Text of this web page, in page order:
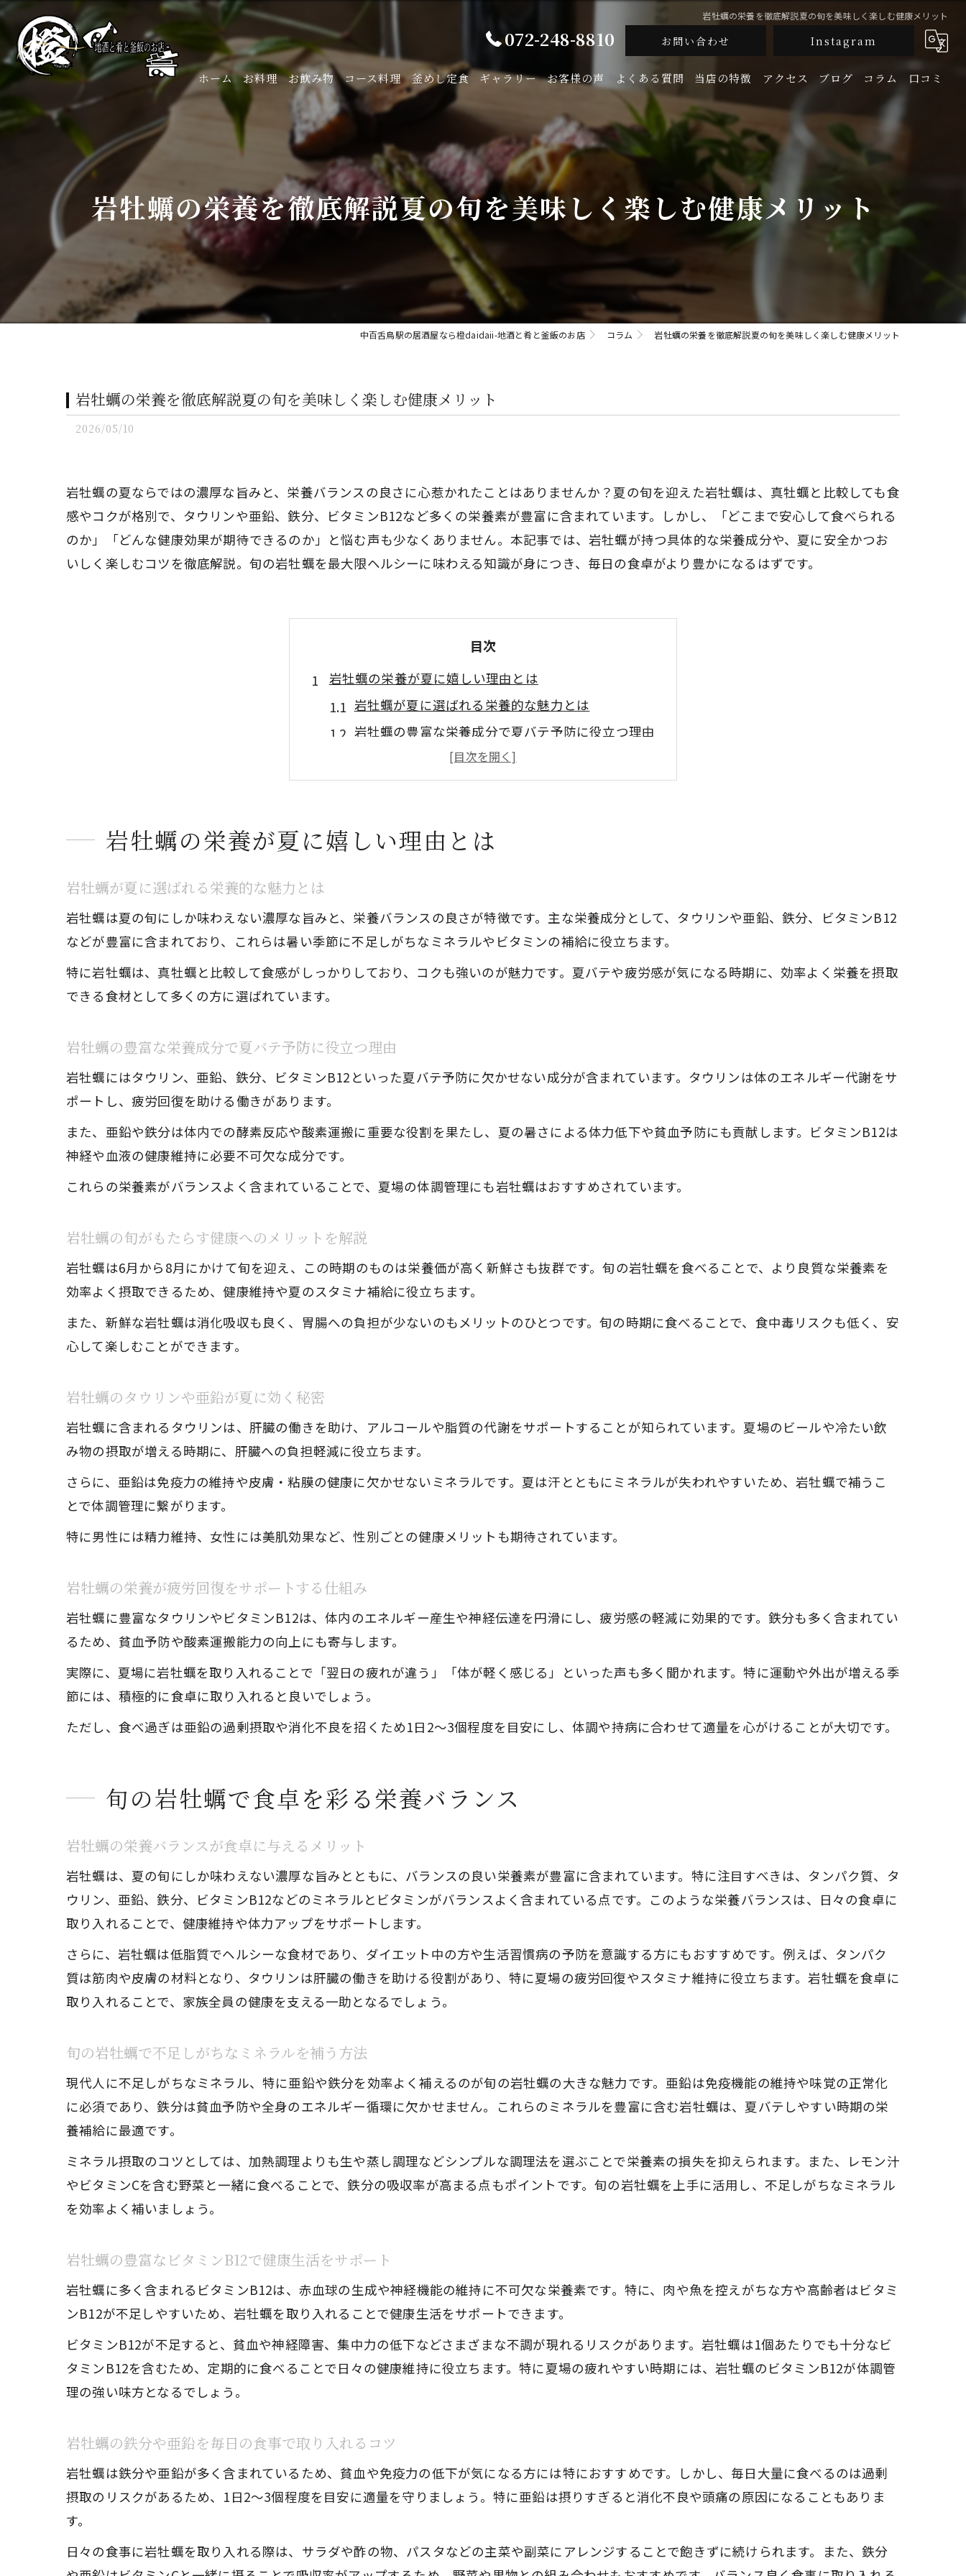
岩牡蠣の栄養を徹底解説夏の旬を美味しく楽しむ健康メリット
072-248-8810 お問い合わせ Instagram
ホーム お料理 お飲み物 コース料理 釜めし定食 ギャラリー お客様の声 よくある質問 当店の特徴
釜飯
生牡蠣
鮮魚
地酒
アクセス ブログ コラム 口コミ
岩牡蠣の栄養を徹底解説夏の旬を美味しく楽しむ健康メリット
中百舌鳥駅の居酒屋なら橙daidaii-地酒と肴と釜飯のお店 コラム 岩牡蠣の栄養を徹底解説夏の旬を美味しく楽しむ健康メリット
岩牡蠣の栄養を徹底解説夏の旬を美味しく楽しむ健康メリット
2026/05/10
岩牡蠣の夏ならではの濃厚な旨みと、栄養バランスの良さに心惹かれたことはありませんか？夏の旬を迎えた岩牡蠣は、真牡蠣と比較しても食
感やコクが格別で、タウリンや亜鉛、鉄分、ビタミンB12など多くの栄養素が豊富に含まれています。しかし、「どこまで安心して食べられる
のか」「どんな健康効果が期待できるのか」と悩む声も少なくありません。本記事では、岩牡蠣が持つ具体的な栄養成分や、夏に安全かつお
いしく楽しむコツを徹底解説。旬の岩牡蠣を最大限ヘルシーに味わえる知識が身につき、毎日の食卓がより豊かになるはずです。
目次
岩牡蠣の栄養が夏に嬉しい理由とは
岩牡蠣が夏に選ばれる栄養的な魅力とは
岩牡蠣の豊富な栄養成分で夏バテ予防に役立つ理由
岩牡蠣の旬がもたらす健康へのメリットを解説
岩牡蠣のタウリンや亜鉛が夏に効く秘密
旬の岩牡蠣で食卓を彩る栄養バランス
岩牡蠣の豊富なビタミンB12で健康生活をサポート
岩牡蠣の鉄分や亜鉛を毎日の食事で取り入れるコツ
岩牡蠣と他食材を組み合わせる栄養アップ術
岩牡蠣ならではの健康効果を徹底分析
岩牡蠣の効能で期待できる疲労回復や美容サポート
岩牡蠣の亜鉛やタウリンが体に及ぼす具体的な作用
岩牡蠣を毎日食べると得られるメリットと注意点
真牡蠣と比べた岩牡蠣栄養の魅力に迫る
真牡蠣と岩牡蠣の栄養価比較で分かる違い
岩牡蠣のコクと栄養素が真牡蠣とどう違うか
岩牡蠣の旬と真牡蠣の味や栄養の違いに注目
岩牡蠣の濃厚な栄養が愛される理由とは
食べ過ぎ注意岩牡蠣の適量とリスク対策
岩牡蠣を毎日食べる際の体調管理ポイント
岩牡蠣を安心して楽しむための衛生対策
岩牡蠣で夏を元気に過ごすコツと楽しみ方
岩牡蠣を美味しく安全に楽しむための工夫
岩牡蠣の栄養で毎日の活力と美容効果を実感
岩牡蠣の旬を満喫するための保存と調理のコツ
岩牡蠣の栄養が夏に嬉しい理由とは
岩牡蠣が夏に選ばれる栄養的な魅力とは
岩牡蠣は夏の旬にしか味わえない濃厚な旨みと、栄養バランスの良さが特徴です。主な栄養成分として、タウリンや亜鉛、鉄分、ビタミンB12
などが豊富に含まれており、これらは暑い季節に不足しがちなミネラルやビタミンの補給に役立ちます。
特に岩牡蠣は、真牡蠣と比較して食感がしっかりしており、コクも強いのが魅力です。夏バテや疲労感が気になる時期に、効率よく栄養を摂取
できる食材として多くの方に選ばれています。
岩牡蠣の豊富な栄養成分で夏バテ予防に役立つ理由
岩牡蠣にはタウリン、亜鉛、鉄分、ビタミンB12といった夏バテ予防に欠かせない成分が含まれています。タウリンは体のエネルギー代謝をサ
ポートし、疲労回復を助ける働きがあります。
また、亜鉛や鉄分は体内での酵素反応や酸素運搬に重要な役割を果たし、夏の暑さによる体力低下や貧血予防にも貢献します。ビタミンB12は
神経や血液の健康維持に必要不可欠な成分です。
これらの栄養素がバランスよく含まれていることで、夏場の体調管理にも岩牡蠣はおすすめされています。
岩牡蠣の旬がもたらす健康へのメリットを解説
岩牡蠣は6月から8月にかけて旬を迎え、この時期のものは栄養価が高く新鮮さも抜群です。旬の岩牡蠣を食べることで、より良質な栄養素を
効率よく摂取できるため、健康維持や夏のスタミナ補給に役立ちます。
また、新鮮な岩牡蠣は消化吸収も良く、胃腸への負担が少ないのもメリットのひとつです。旬の時期に食べることで、食中毒リスクも低く、安
心して楽しむことができます。
岩牡蠣のタウリンや亜鉛が夏に効く秘密
岩牡蠣に含まれるタウリンは、肝臓の働きを助け、アルコールや脂質の代謝をサポートすることが知られています。夏場のビールや冷たい飲
み物の摂取が増える時期に、肝臓への負担軽減に役立ちます。
さらに、亜鉛は免疫力の維持や皮膚・粘膜の健康に欠かせないミネラルです。夏は汗とともにミネラルが失われやすいため、岩牡蠣で補うこ
とで体調管理に繋がります。
特に男性には精力維持、女性には美肌効果など、性別ごとの健康メリットも期待されています。
岩牡蠣の栄養が疲労回復をサポートする仕組み
岩牡蠣に豊富なタウリンやビタミンB12は、体内のエネルギー産生や神経伝達を円滑にし、疲労感の軽減に効果的です。鉄分も多く含まれてい
るため、貧血予防や酸素運搬能力の向上にも寄与します。
実際に、夏場に岩牡蠣を取り入れることで「翌日の疲れが違う」「体が軽く感じる」といった声も多く聞かれます。特に運動や外出が増える季
節には、積極的に食卓に取り入れると良いでしょう。
ただし、食べ過ぎは亜鉛の過剰摂取や消化不良を招くため1日2～3個程度を目安にし、体調や持病に合わせて適量を心がけることが大切です。
旬の岩牡蠣で食卓を彩る栄養バランス
岩牡蠣の栄養バランスが食卓に与えるメリット
岩牡蠣は、夏の旬にしか味わえない濃厚な旨みとともに、バランスの良い栄養素が豊富に含まれています。特に注目すべきは、タンパク質、タ
ウリン、亜鉛、鉄分、ビタミンB12などのミネラルとビタミンがバランスよく含まれている点です。このような栄養バランスは、日々の食卓に
取り入れることで、健康維持や体力アップをサポートします。
さらに、岩牡蠣は低脂質でヘルシーな食材であり、ダイエット中の方や生活習慣病の予防を意識する方にもおすすめです。例えば、タンパク
質は筋肉や皮膚の材料となり、タウリンは肝臓の働きを助ける役割があり、特に夏場の疲労回復やスタミナ維持に役立ちます。岩牡蠣を食卓に
取り入れることで、家族全員の健康を支える一助となるでしょう。
旬の岩牡蠣で不足しがちなミネラルを補う方法
現代人に不足しがちなミネラル、特に亜鉛や鉄分を効率よく補えるのが旬の岩牡蠣の大きな魅力です。亜鉛は免疫機能の維持や味覚の正常化
に必須であり、鉄分は貧血予防や全身のエネルギー循環に欠かせません。これらのミネラルを豊富に含む岩牡蠣は、夏バテしやすい時期の栄
養補給に最適です。
ミネラル摂取のコツとしては、加熱調理よりも生や蒸し調理などシンプルな調理法を選ぶことで栄養素の損失を抑えられます。また、レモン汁
やビタミンCを含む野菜と一緒に食べることで、鉄分の吸収率が高まる点もポイントです。旬の岩牡蠣を上手に活用し、不足しがちなミネラル
を効率よく補いましょう。
岩牡蠣の豊富なビタミンB12で健康生活をサポート
岩牡蠣に多く含まれるビタミンB12は、赤血球の生成や神経機能の維持に不可欠な栄養素です。特に、肉や魚を控えがちな方や高齢者はビタミ
ンB12が不足しやすいため、岩牡蠣を取り入れることで健康生活をサポートできます。
ビタミンB12が不足すると、貧血や神経障害、集中力の低下などさまざまな不調が現れるリスクがあります。岩牡蠣は1個あたりでも十分なビ
タミンB12を含むため、定期的に食べることで日々の健康維持に役立ちます。特に夏場の疲れやすい時期には、岩牡蠣のビタミンB12が体調管
理の強い味方となるでしょう。
岩牡蠣の鉄分や亜鉛を毎日の食事で取り入れるコツ
岩牡蠣は鉄分や亜鉛が多く含まれているため、貧血や免疫力の低下が気になる方には特におすすめです。しかし、毎日大量に食べるのは過剰
摂取のリスクがあるため、1日2〜3個程度を目安に適量を守りましょう。特に亜鉛は摂りすぎると消化不良や頭痛の原因になることもありま
す。
日々の食事に岩牡蠣を取り入れる際は、サラダや酢の物、パスタなどの主菜や副菜にアレンジすることで飽きずに続けられます。また、鉄分